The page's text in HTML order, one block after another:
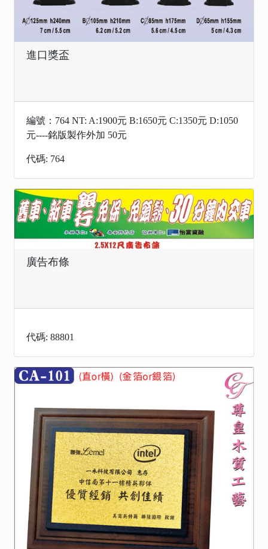
進口獎盃
編號：764 NT: A:1900元 B:1650元 C:1350元 D:1050
元----銘版製作外加 50元
代碼: 764
廣告布條
代碼: 88801